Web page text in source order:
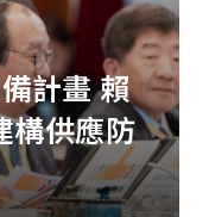
計畫 賴
構供應防